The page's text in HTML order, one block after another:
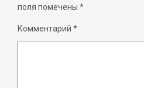
поля помечены *
Комментарий *